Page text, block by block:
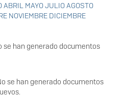
ABRIL MAYOJULIOAGOSTO
NOVIEMBRE DICIEMBRE
se han generado documentos
se han generado documentos